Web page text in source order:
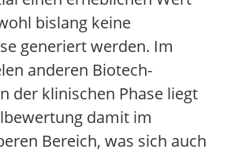
bislang keine
generiert werden. Im
anderen Biotech-
der klinischen Phase liegt
damit im
Bereich, was sich auch